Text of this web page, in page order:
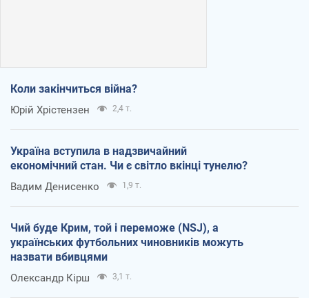
Коли закінчиться війна?
Юрій Хрістензен 2,4 т.
Україна вступила в надзвичайний
економічний стан. Чи є світло вкінці тунелю?
Вадим Денисенко 1,9 т.
Чий буде Крим, той і переможе (NSJ), а
українських футбольних чиновників можуть
назвати вбивцями
Олександр Кірш 3,1 т.